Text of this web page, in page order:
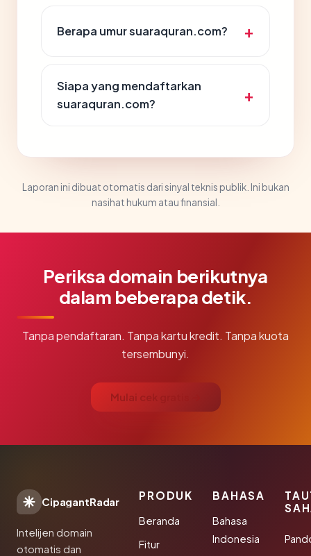
Berapa umur suaraquran.com?
Siapa yang mendaftarkan
suaraquran.com?
Laporan ini dibuat otomatis dari sinyal teknis publik. Ini bukan
nasihat hukum atau finansial.
Periksa domain berikutnya
dalam beberapa detik.
Tanpa pendaftaran. Tanpa kartu kredit. Tanpa kuota
tersembunyi.
Mulai cek gratis →
CipagantRadar
Intelijen domain
otomatis dan
PRODUK
Beranda
Fitur
BAHASA
Bahasa
Indonesia